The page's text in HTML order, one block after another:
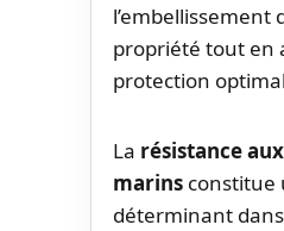
l’embellissement
propriété tout en
protection
La résistance
marins constitue
déterminant